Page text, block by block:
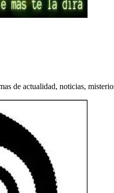
de actualidad, noticias,